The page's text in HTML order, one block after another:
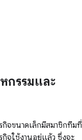
กรรมและ
จขนาดเล็กมีสมาชิกทีมที่
จใช้งานอยู่แล้ว ซึ่งจะ